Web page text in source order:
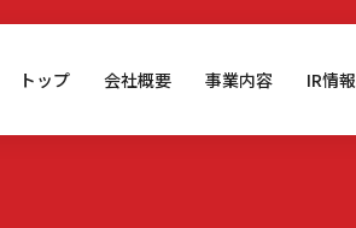
トップ 会社概要 事業内容 IR情報